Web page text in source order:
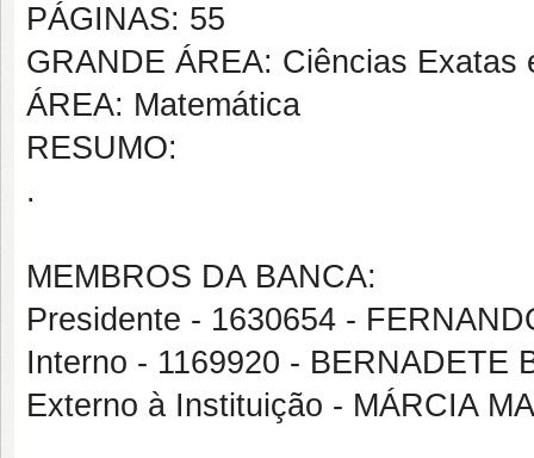
PÁGINAS: 55
GRANDE ÁREA: Ciências Exatas
ÁREA: Matemática
RESUMO:
.
MEMBROS DA BANCA:
Presidente - 1630654 -
Interno - 1169920 - BERNADETE
Externo à Instituição - MÁRCIA